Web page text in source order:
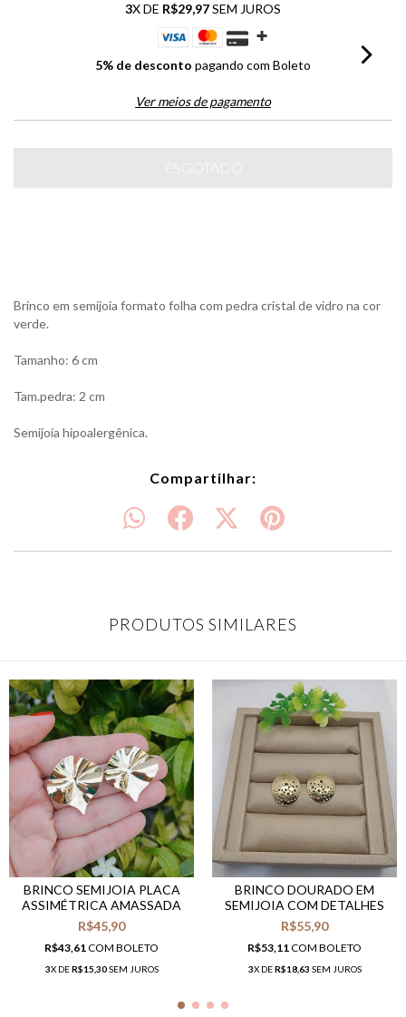
3X DE R$29,97SEM JUROS
5% de desconto pagando com Boleto
Ver meios de pagamento
Brinco em semijoia formato folha com pedra cristal de vidro na cor
verde.
Tamanho: 6 cm
Tam.pedra: 2 cm
Semijoia hipoalergênica.
Compartilhar:
PRODUTOS SIMILARES
BRINCO SEMIJOIA PLACA
ASSIMÉTRICA AMASSADA
R$45,90
R$43,61 COM BOLETO
3X DER$15,30SEM JUROS
BRINCO DOURADO EM
SEMIJOIA COM DETALHES
R$55,90
R$53,11 COM BOLETO
3X DER$18,63 SEM JUROS